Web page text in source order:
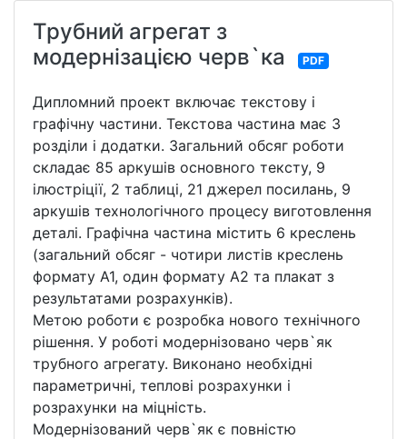
Трубний агрегат з
модернізацією черв`ка
PDF
Дипломний проект включає текстову і
графічну частини. Текстова частина має 3
розділи і додатки. Загальний обсяг роботи
складає 85 аркушів основного тексту, 9
ілюстріції, 2 таблиці, 21 джерел посилань, 9
аркушів технологічного процесу виготовлення
деталі. Графічна частина містить 6 креслень
(загальний обсяг - чотири листів креслень
формату А1, один формату А2 та плакат з
результатами розрахунків).
Метою роботи є розробка нового технічного
рішення. У роботі модернізовано черв`як
трубного агрегату. Виконано необхідні
параметричні, теплові розрахунки і
розрахунки на міцність.
Модернізований черв`як є повністю